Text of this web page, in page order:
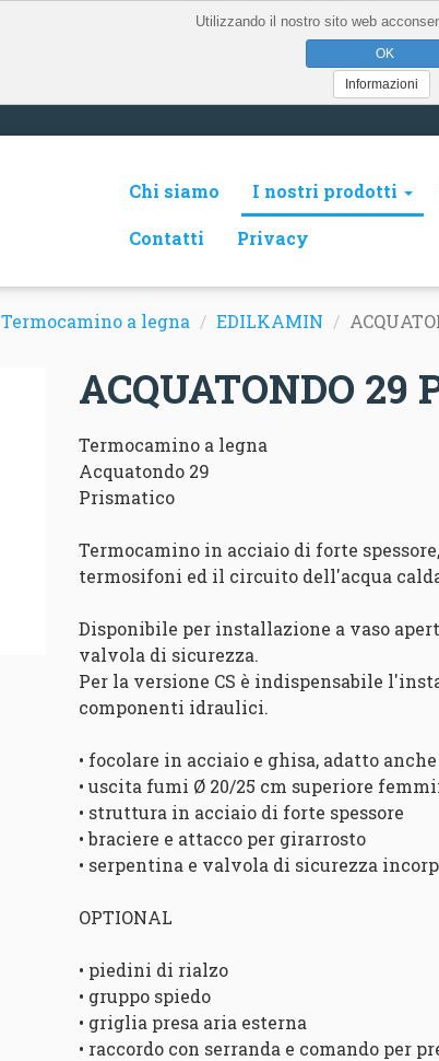
Chi siamo I nostri prodotti
Contatti Privacy
Termocamino a legna EDILKAMIN
ACQUATONDO 29
Termocamino a legna
Acquatondo 29
Prismatico
Termocamino in acciaio di forte
termosifoni ed il circuito dell'acqua
Disponibile per installazione a vaso
valvola di sicurezza.
Per la versione CS è indispensabile
componenti idraulici.
• focolare in acciaio e ghisa, adatto
• uscita fumi Ø 20/25 cm superiore
• struttura in acciaio di forte spessore
• braciere e attacco per girarrosto
• serpentina e valvola di sicurezza
OPTIONAL
• piedini di rialzo
• gruppo spiedo
• griglia presa aria esterna
• raccordo con serranda e comando per
Utilizzando il nostro sito web
Informazioni